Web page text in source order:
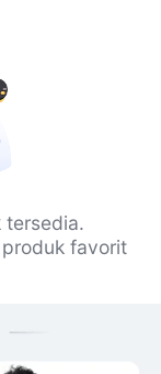
tersedia.
favorit